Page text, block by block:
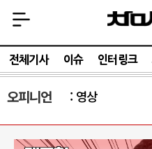
전체기사 이슈 인터링크
오피니언 영상